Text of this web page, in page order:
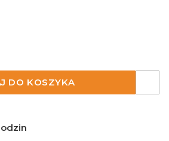
DO KOSZYKA